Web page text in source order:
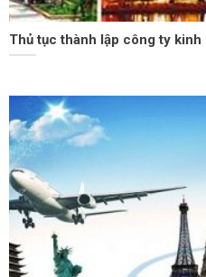
Thủ tục thành lập công ty